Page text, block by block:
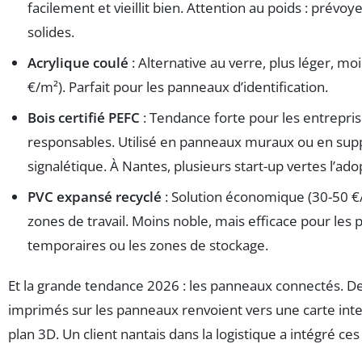
facilement et vieillit bien. Attention au poids :
solides.
Acrylique coulé : Alternative au verre, plus léger,
€/m²). Parfait pour les panneaux d’identification.
Bois certifié PEFC : Tendance forte pour les
responsables. Utilisé en panneaux muraux ou en
signalétique. À Nantes, plusieurs start-up vertes
PVC expansé recyclé : Solution économique (30-50
zones de travail. Moins noble, mais efficace pour les
temporaires ou les zones de stockage.
Et la grande tendance 2026 : les panneaux connectés.
imprimés sur les panneaux renvoient vers une carte
plan 3D. Un client nantais dans la logistique a intégré